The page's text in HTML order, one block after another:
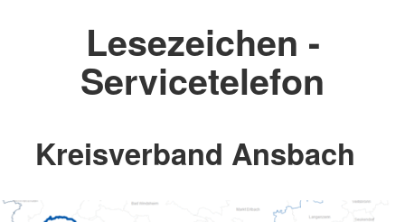
Lesezeichen -
Servicetelefon
Kreisverband Ansbach